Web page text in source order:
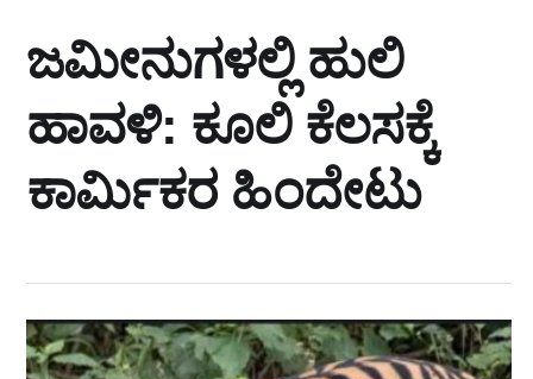
ಜಮೀನುಗಳಲ್ಲಿ ಹುಲಿ
ಹಾವಳಿ: ಕೂಲಿ ಕೆಲಸಕ್ಕೆ
ಕಾರ್ಮಿಕರ ಹಿಂದೇಟು